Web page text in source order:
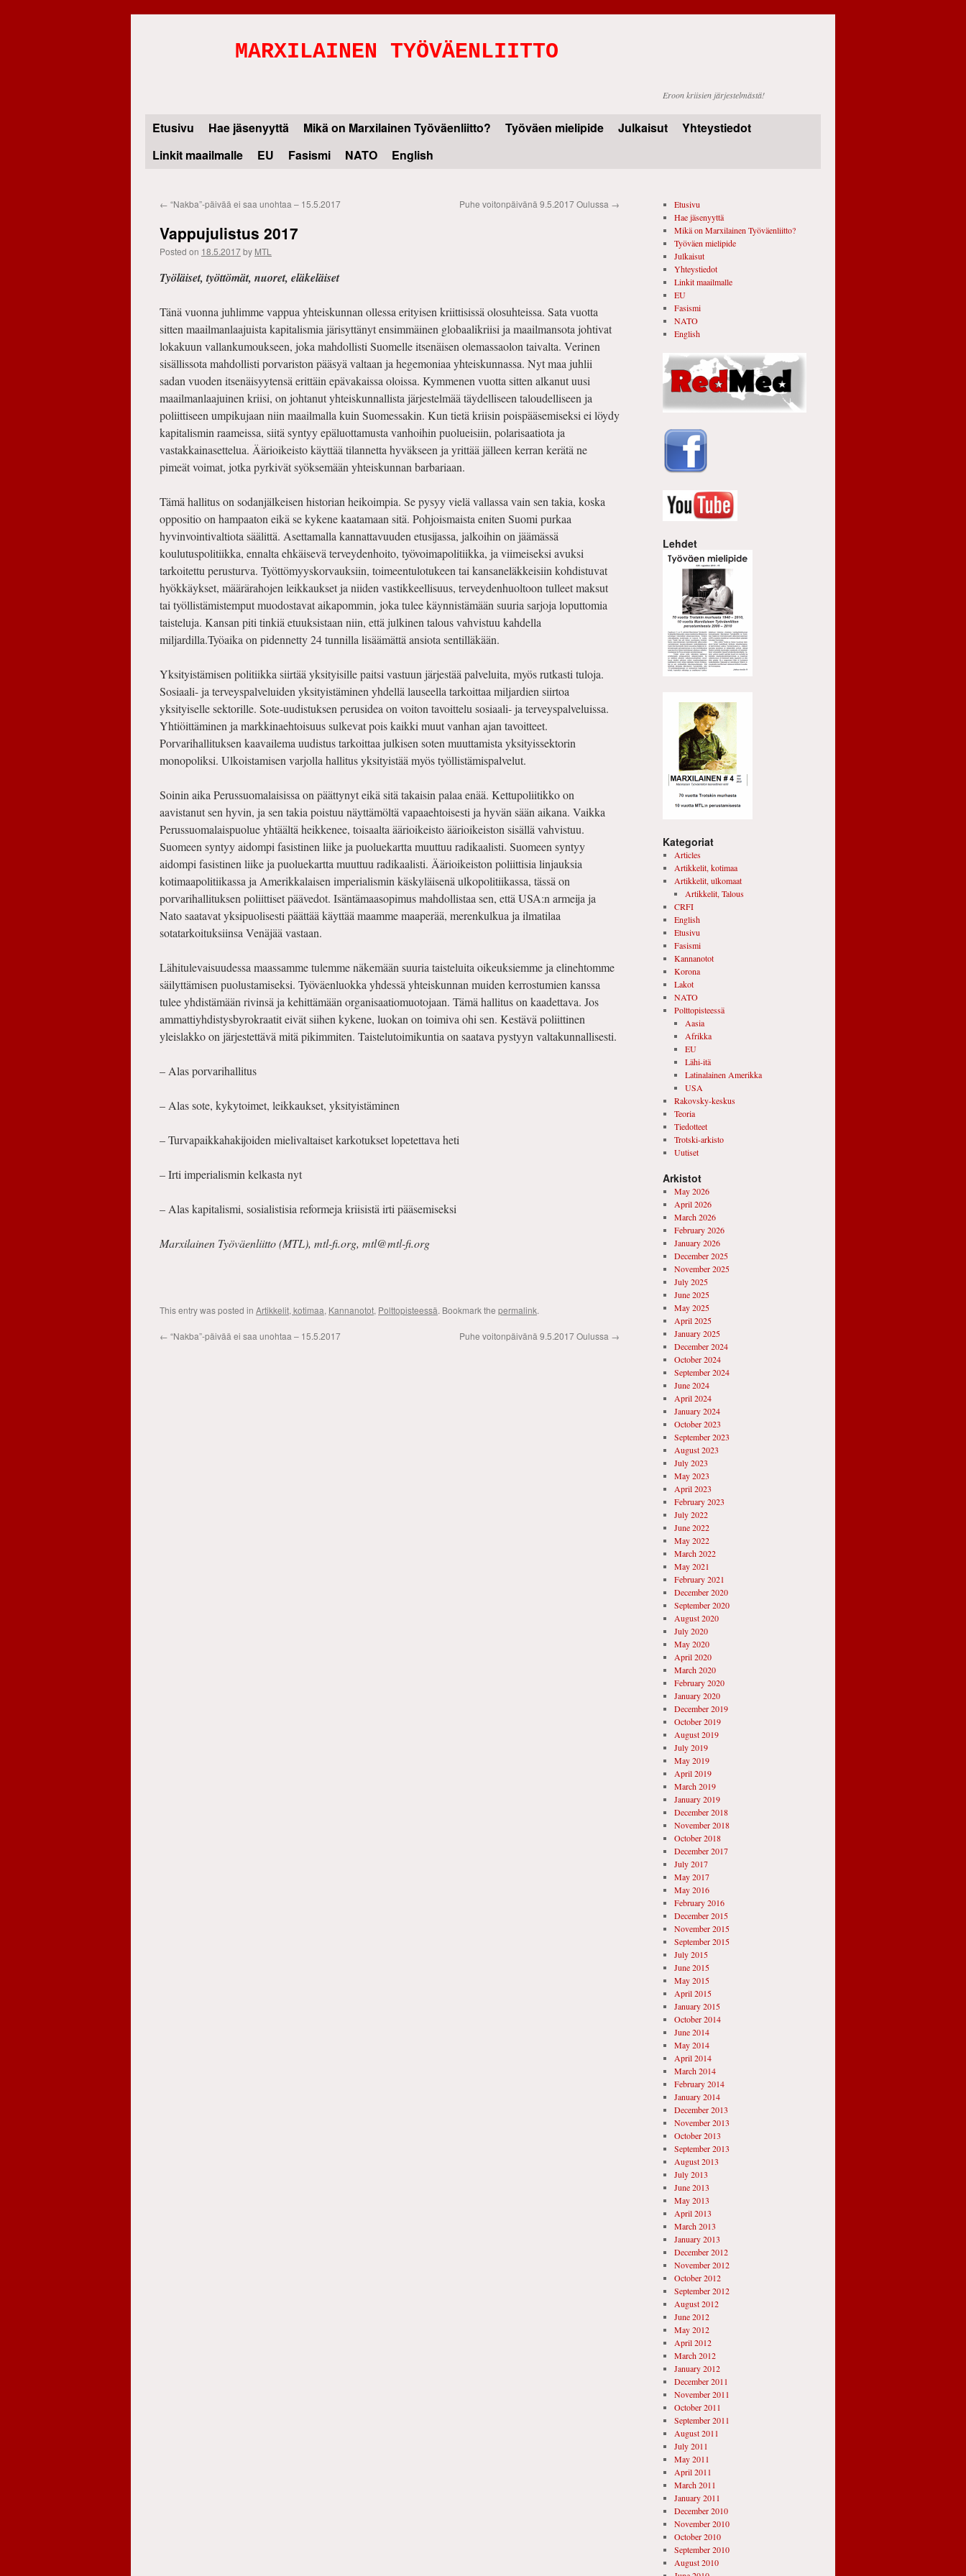
MARXILAINEN TYÖVÄENLIITTO
Eroon kriisien järjestelmästä!
Skip
to
Etusivu Hae jäsenyyttä Mikä on Marxilainen Työväenliitto? Työväen mielipide Julkaisut
Yhteystiedot
Linkit maailmalle
EU Fasismi NATO English
← “Nakba”-päivää ei saa unohtaa – 15.5.2017 Puhe voitonpäivänä 9.5.2017 Oulussa →
Vappujulistus 2017
Posted on 18.5.2017by MTL
Työläiset, työttömät, nuoret, eläkeläiset
Tänä vuonna juhlimme vappua yhteiskunnan ollessa erityisen kriittisissä olosuhteissa. Sata vuotta
sitten maailmanlaajuista kapitalismia järisyttänyt ensimmäinen globaalikriisi ja maailmansota johtivat
lokakuun vallankumoukseen, joka mahdollisti Suomelle itsenäisen olemassaolon taivalta. Verinen
sisällissota mahdollisti porvariston pääsyä valtaan ja hegemoniaa yhteiskunnassa. Nyt maa juhlii
sadan vuoden itsenäisyytensä erittäin epävakaissa oloissa. Kymmenen vuotta sitten alkanut uusi
maailmanlaajuinen kriisi, on johtanut yhteiskunnallista järjestelmää täydelliseen taloudelliseen ja
poliittiseen umpikujaan niin maailmalla kuin Suomessakin. Kun tietä kriisin poispääsemiseksi ei löydy
kapitalismin raameissa, siitä syntyy epäluottamusta vanhoihin puolueisiin, polarisaatiota ja
vastakkainasettelua. Äärioikeisto käyttää tilannetta hyväkseen ja yrittää jälleen kerran kerätä ne
pimeät voimat, jotka pyrkivät syöksemään yhteiskunnan barbariaan.
Tämä hallitus on sodanjälkeisen historian heikoimpia. Se pysyy vielä vallassa vain sen takia, koska
oppositio on hampaaton eikä se kykene kaatamaan sitä. Pohjois­maista eniten Suomi purkaa
hyvinvointivaltiota säälittä. Asettamalla kannattavuuden etusijassa, jalkoihin on jää­mässä
koulutuspolitiikka, ennalta ehkäisevä tervey­denhoito, työvoimapolitiikka, ja viimeiseksi avuksi
tarkoitettu perusturva. Työttömyyskorvauksiin, toimeen­tulotukeen tai kansaneläkkeisiin kohdistuvat
hyökkäykset, määrärahojen leikkaukset ja niiden vas­tikkeelli­suus, terveydenhuoltoon tulleet maksut
tai työllistämistemput muodostavat aikapommin, joka tu­lee käyn­nistämään suuria sarjoja loputtomia
taiste­luja. Kansan piti tinkiä etuuksistaan niin, että julkinen talous vahvistuu kahdella
miljardilla.Työaika on pidennetty 24 tunnilla lisäämättä ansiota sentilläkään.
Yksityistämisen politiikka siirtää yksityisille paitsi vastuun järjestää palveluita, myös rutkasti tuloja.
Sosiaali- ja terveyspalveluiden yksityistäminen yhdellä lauseella tarkoittaa miljardien siirtoa
yksityiselle sektorille. Sote-uudistuksen perusidea on voiton tavoittelu sosiaali- ja terveyspalveluissa.
Yhtiöittäminen ja markki­naehtoisuus sulkevat pois kaikki muut vanhan ajan tavoitteet.
Porvarihallituksen kaavailema uudistus tarkoittaa julkisen soten muuttamista yksityissektorin
monopoliksi. Ulkoistamisen varjolla hallitus yksityistää myös työllistämispalvelut.
Soinin aika Perussuomalaisissa on päättynyt eikä sitä takaisin palaa enää. Kettupoliitikko on
aavistanut sen hyvin, ja sen takia poistuu näyttämöltä vapaaehtoisesti ja hyvän sään aikana. Vaikka
Perussuomalaispuolue yhtäältä heikkenee, toisaalta äärioikeisto äärioikeiston sisällä vahvistuu.
Suomeen syntyy aidompi fasistinen liike ja puoluekartta muuttuu radikaalisti. Suomeen syntyy
aidompi fasistinen liike ja puoluekartta muuttuu radikaalisti. Äärioikeiston poliittisia linjauksia
kotimaapolitiikassa ja Amerikkalaisen imperialismin käskyläisenä ulkopolitiikassa, tässä on
porvarihallituksen poliittiset päävedot. Isäntämaasopimus mahdollistaa sen, että USA:n armeija ja
Nato saatavat yksipuolisesti päättää käyttää maamme maaperää, merenkulkua ja ilmatilaa
sotatarkoituksiinsa Venäjää vastaan.
Lähitulevaisuudessa maassamme tulemme näkemään suuria taisteluita oikeuksiemme ja elinehtomme
säilyttämisen puolustamiseksi. Työväenluokka yhdessä yhteiskunnan muiden kerrostumien kanssa
tulee yhdistämään rivinsä ja kehittämään organisaatiomuotojaan. Tämä hallitus on kaadettava. Jos
ammattiyhdistysbyrokraatit eivät siihen kykene, luokan on toimiva ohi sen. Kestävä poliittinen
yleislakko on järjestettävä mitä pikimmiten. Taistelutoimikuntia on saatava pystyyn valtakunnallisesti.
– Alas porvarihallitus
– Alas sote, kykytoimet, leikkaukset, yksityistäminen
– Turvapaikkahakijoiden mielivaltaiset karkotukset lopetettava heti
– Irti imperialismin kelkasta nyt
– Alas kapitalismi, sosialistisia reformeja kriisistä irti pääsemiseksi
Marxilainen Työväenliitto (MTL), mtl-fi.org, mtl@mtl-fi.org
This entry was posted in Artikkelit, kotimaa, Kannanotot, Polttopisteessä. Bookmark the permalink.
← “Nakba”-päivää ei saa unohtaa – 15.5.2017 Puhe voitonpäivänä 9.5.2017 Oulussa →
Etusivu
Hae jäsenyyttä
Mikä on Marxilainen Työväenliitto?
Työväen mielipide
Julkaisut
Yhteystiedot
Linkit maailmalle
EU
Fasismi
NATO
English
Lehdet
Kategoriat
Articles
Artikkelit, kotimaa
Artikkelit, ulkomaat
Artikkelit, Talous
CRFI
English
Etusivu
Fasismi
Kannanotot
Korona
Lakot
NATO
Polttopisteessä
Aasia
Afrikka
EU
Lähi-itä
Latinalainen Amerikka
USA
Rakovsky-keskus
Teoria
Tiedotteet
Trotski-arkisto
Uutiset
Arkistot
May 2026
April 2026
March 2026
February 2026
January 2026
December 2025
November 2025
July 2025
June 2025
May 2025
April 2025
January 2025
December 2024
October 2024
September 2024
June 2024
April 2024
January 2024
October 2023
September 2023
August 2023
July 2023
May 2023
April 2023
February 2023
July 2022
June 2022
May 2022
March 2022
May 2021
February 2021
December 2020
September 2020
August 2020
July 2020
May 2020
April 2020
March 2020
February 2020
January 2020
December 2019
October 2019
August 2019
July 2019
May 2019
April 2019
March 2019
January 2019
December 2018
November 2018
October 2018
December 2017
July 2017
May 2017
May 2016
February 2016
December 2015
November 2015
September 2015
July 2015
June 2015
May 2015
April 2015
January 2015
October 2014
June 2014
May 2014
April 2014
March 2014
February 2014
January 2014
December 2013
November 2013
October 2013
September 2013
August 2013
July 2013
June 2013
May 2013
April 2013
March 2013
January 2013
December 2012
November 2012
October 2012
September 2012
August 2012
June 2012
May 2012
April 2012
March 2012
January 2012
December 2011
November 2011
October 2011
September 2011
August 2011
July 2011
May 2011
April 2011
March 2011
January 2011
December 2010
November 2010
October 2010
September 2010
August 2010